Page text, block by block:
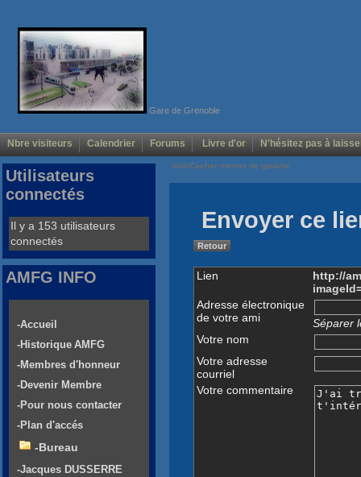
Gare de Grenoble
Nbre visiteurs Calendrier Forums Livre d'or N'hésitez pas à
Voir/Cacher menus de gauche
Envoyer ce
Retour
Lien
http://
Adresse électronique
de votre ami
Séparer
Votre nom
Votre adresse
courriel
Votre commentaire
Utilisateurs
connectés
Il y a 153 utilisateurs
connectés
AMFG INFO
-Accueil
-Historique AMFG
-Membres d'honneur
-Devenir Membre
-Pour nous contacter
-Plan d'accés
-Bureau
-Jacques DUSSERRE